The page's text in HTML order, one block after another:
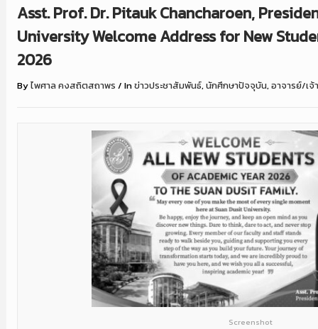
Asst. Prof. Dr. Pitauk Chancharoen,
University Welcome Address for New
2026
Byไพศาล คงสถิตสถาพร / Inข่าวประชาสัมพันธ์, นักศึกษาปัจจุบัน, อาจารย์/เจ้
Screenshot